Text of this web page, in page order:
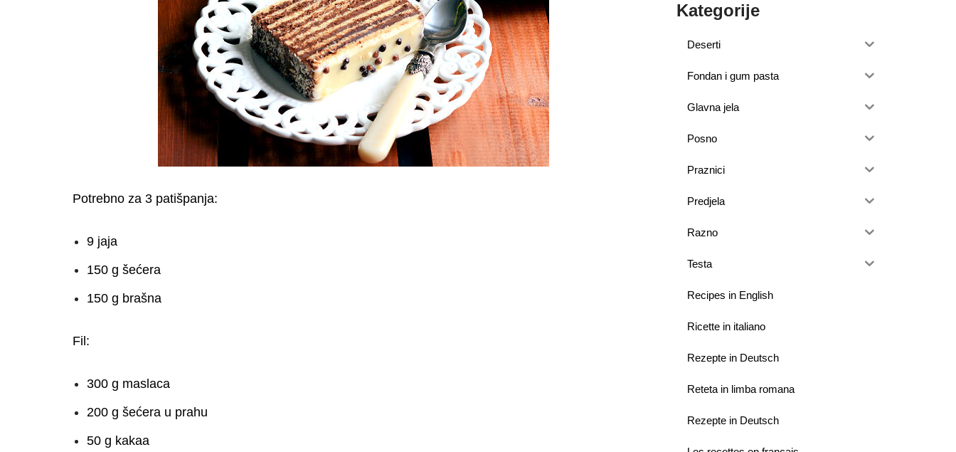
Potrebno za 3 patišpanja:
9 jaja
150 g šećera
150 g brašna
Fil:
300 g maslaca
200 g šećera u prahu
50 g kakaa
Kategorije
Deserti
Fondan i gum pasta
Glavna jela
Posno
Praznici
Predjela
Razno
Testa
Recipes in English
Ricette in italiano
Rezepte in Deutsch
Reteta in limba romana
Rezepte in Deutsch